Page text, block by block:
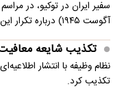
آگوست ۱۹۴۵) درباره تکرار این فاجعه هشدار داد.
تکذیب شایعه
نظام وظیفه با انتشار
تکذیب کرد.